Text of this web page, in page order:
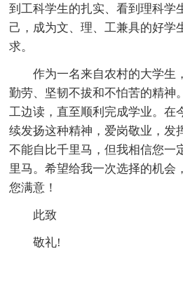
到工科学生的扎实、看到理科学
己，成为文、理、工兼具的好学
求。
作为一名来自农村的大学生
勤劳、坚韧不拔和不怕苦的精神
工边读，直至顺利完成学业。在
续发扬这种精神，爱岗敬业，发
不能自比千里马，但我相信您一
里马。希望给我一次选择的机会
您满意！
此致
敬礼!